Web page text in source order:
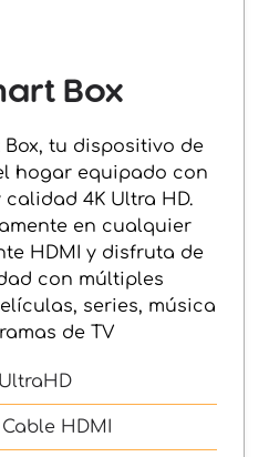
Box
Box, tu dispositivo de
hogar equipado con
calidad 4K Ultra HD.
en cualquier
HDMI y disfruta de
con múltiples
series, música
de TV
HDMI